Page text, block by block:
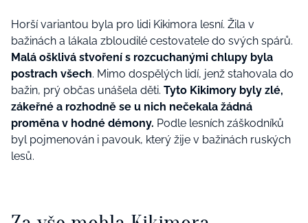
Horší variantou byla pro lidi Kikimora lesní. Žila v
bažinách a lákala zbloudilé cestovatele do svých spárů.
Malá ošklivá stvoření s rozcuchanými chlupy byla
postrach všech. Mimo dospělých lidí, jenž stahovala do
bažin, prý občas unášela děti. Tyto Kikimory byly zlé,
zákeřné a rozhodně se u nich nečekala žádná
proměna v hodné démony. Podle lesních záškodníků
byl pojmenován i pavouk, který žije v bažinách ruských
lesů.